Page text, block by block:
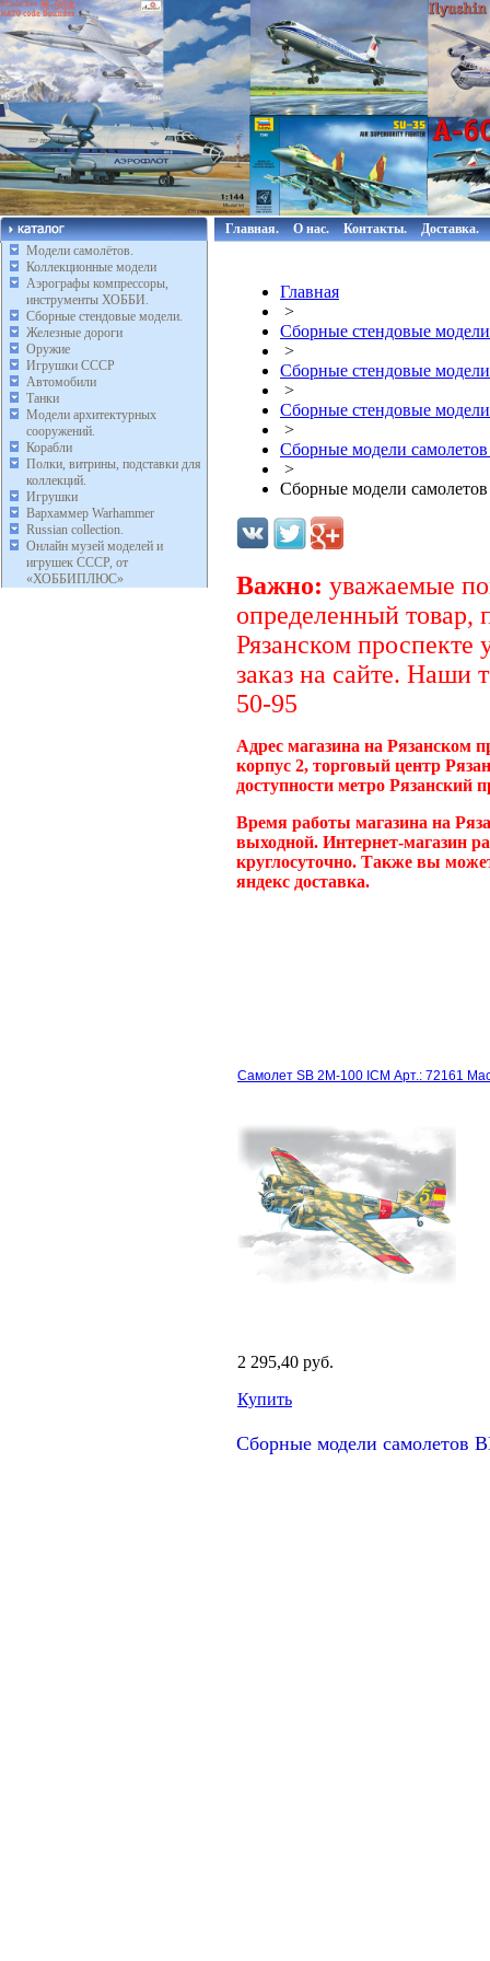
Модели самолётов.
Коллекционные модели
Аэрографы компрессоры,
инструменты ХОББИ.
Сборные стендовые модели.
Железные дороги
Оружие
Игрушки СССР
Автомобили
Танки
Модели архитектурных
сооружений.
Корабли
Полки, витрины, подставки для
коллекций.
Игрушки
Вархаммер Warhammer
Russian collection.
Онлайн музей моделей и
игрушек СССР, от
«ХОББИПЛЮС»
Главная. О нас. Контакты. Доставка.
Главная
>
Сборные стендовые
>
Сборные стендовые
>
Сборные стендовые
>
Сборные модели
>
Сборные модели
Важно: уважаемые
определенный товар,
Рязанском проспекте
заказ на сайте. Наши
50-95
Адрес магазина на Рязанском
корпус 2, торговый центр
доступности метро Рязанский
Время работы магазина на
выходной. Интернет-магазин
круглосуточно. Также вы
яндекс доставка.
Самолет SB 2М-100 ICM Арт.: 72161
2 295,40 руб.
Купить
Сборные модели самолетов